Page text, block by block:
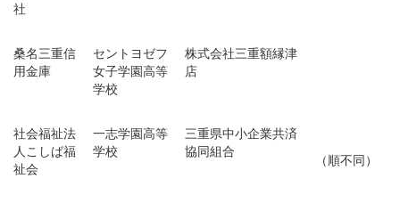
社
桑名三重信
用金庫
セントヨゼフ
女子学園高等
学校
株式会社三重額縁津
店
社会福祉法
人こしば福
祉会
一志学園高等
学校
三重県中小企業共済
協同組合
（順不同）